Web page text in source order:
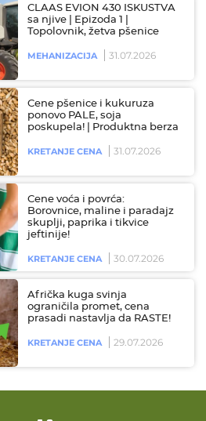
CLAAS EVION 430 ISKUSTVA
sa njive | Epizoda 1 |
Topolovnik, žetva pšenice
MEHANIZACIJA 31.07.2026
Cene pšenice i kukuruza
ponovo PALE, soja
poskupela! | Produktna berza
KRETANJE CENA 31.07.2026
Cene voća i povrća:
Borovnice, maline i paradajz
skuplji, paprika i tikvice
jeftinije!
KRETANJE CENA 30.07.2026
Afrička kuga svinja
ograničila promet, cena
prasadi nastavlja da RASTE!
KRETANJE CENA 29.07.2026